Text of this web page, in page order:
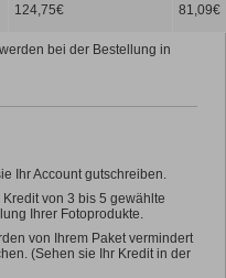
124,75€ 81,09€
bei der Bestellung in
Ihr Account gutschreiben.
von 3 bis 5 gewählte
Ihrer Fotoprodukte.
von Ihrem Paket vermindert
(Sehen sie Ihr Kredit in der